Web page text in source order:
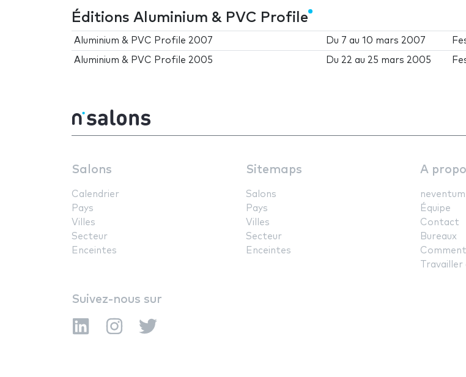
Éditions Aluminium & PVC Profile
Aluminium & PVC Profile 2007 Du 7 au10 mars 2007
Aluminium & PVC Profile 2005 Du 22 au 25 mars 2005
Salons
Calendrier
Pays
Villes
Secteur
Enceintes
Sitemaps
Salons
Pays
Villes
Secteur
Enceintes
A
Équipe
Contact
Bureaux
Travailler
Suivez-nous sur